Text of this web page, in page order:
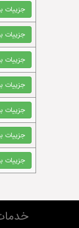
جزییات
جزییات
جزییات
جزییات
جزییات
جزییات
جزییات